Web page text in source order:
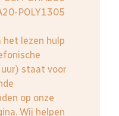
POLY1305
het lezen hulp
staat voor
op onze
Wij helpen